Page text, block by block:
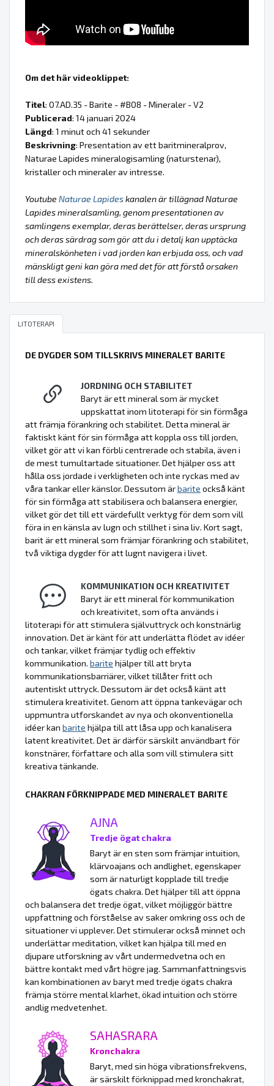
Om det här videoklippet:
Titel: 07.AD.35 - Barite - #B08 - Mineraler - V2
Publicerad: 14 januari 2024
Längd: 1 minut och 41 sekunder
Beskrivning: Presentation av ett baritmineralprov,
Naturae Lapides mineralogisamling (naturstenar),
kristaller och mineraler av intresse.
Youtube Naturae Lapideskanalen är tillägnad Naturae
Lapides mineralsamling, genom presentationen av
samlingens exemplar, deras berättelser, deras ursprung
och deras särdrag som gör att du i detalj kan upptäcka
mineralskönheten i vad jorden kan erbjuda oss, och vad
mänskligt geni kan göra med det för att förstå orsaken
till dess existens.
LITOTERAPI
DE DYGDER SOM TILLSKRIVS MINERALET BARITE
JORDNING OCH STABILITET
Baryt är ett mineral som är mycket
uppskattat inom litoterapi för sin förmåga
att främja förankring och stabilitet. Detta mineral är
faktiskt känt för sin förmåga att koppla oss till jorden,
vilket gör att vi kan förbli centrerade och stabila, även i
de mest tumultartade situationer. Det hjälper oss att
hålla oss jordade i verkligheten och inte ryckas med av
våra tankar eller känslor. Dessutom ärbarite också känt
för sin förmåga att stabilisera och balansera energier,
vilket gör det till ett värdefullt verktyg för dem som vill
föra in en känsla av lugn och stillhet i sina liv. Kort sagt,
barit är ett mineral som främjar förankring och stabilitet,
två viktiga dygder för att lugnt navigera i livet.
KOMMUNIKATION OCH KREATIVITET
Baryt är ett mineral för kommunikation
och kreativitet, som ofta används i
litoterapi för att stimulera självuttryck och konstnärlig
innovation. Det är känt för att underlätta flödet av idéer
och tankar, vilket främjar tydlig och effektiv
kommunikation. barite hjälper till att bryta
kommunikationsbarriärer, vilket tillåter fritt och
autentiskt uttryck. Dessutom är det också känt att
stimulera kreativitet. Genom att öppna tankevägar och
uppmuntra utforskandet av nya och okonventionella
idéer kan barite hjälpa till att låsa upp och kanalisera
latent kreativitet. Det är därför särskilt användbart för
konstnärer, författare och alla som vill stimulera sitt
kreativa tänkande.
CHAKRAN FÖRKNIPPADE MED MINERALET BARITE
AJNA
Tredje ögat chakra
Baryt är en sten som främjar intuition,
klärvoajans och andlighet, egenskaper
som är naturligt kopplade till tredje
ögats chakra. Det hjälper till att öppna
och balansera det tredje ögat, vilket möjliggör bättre
uppfattning och förståelse av saker omkring oss och de
situationer vi upplever. Det stimulerar också minnet och
underlättar meditation, vilket kan hjälpa till med en
djupare utforskning av vårt undermedvetna och en
bättre kontakt med vårt högre jag. Sammanfattningsvis
kan kombinationen av baryt med tredje ögats chakra
främja större mental klarhet, ökad intuition och större
andlig medvetenhet.
SAHASRARA
Kronchakra
Baryt, med sin höga vibrationsfrekvens,
är särskilt förknippad med kronchakrat,